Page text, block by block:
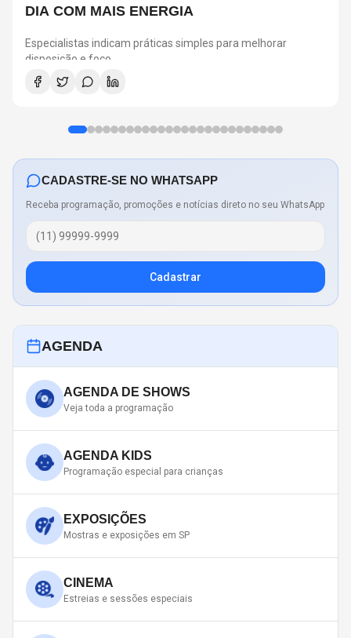
DIA COM MAIS ENERGIA
Especialistas indicam práticas simples para melhorar
disposição e foco
CADASTRE-SE NO WHATSAPP
Receba programação, promoções e notícias direto no seu WhatsApp
Cadastrar
AGENDA
AGENDA DE SHOWS
Veja toda a programação
AGENDA KIDS
Programação especial para crianças
EXPOSIÇÕES
Mostras e exposições em SP
CINEMA
Estreias e sessões especiais